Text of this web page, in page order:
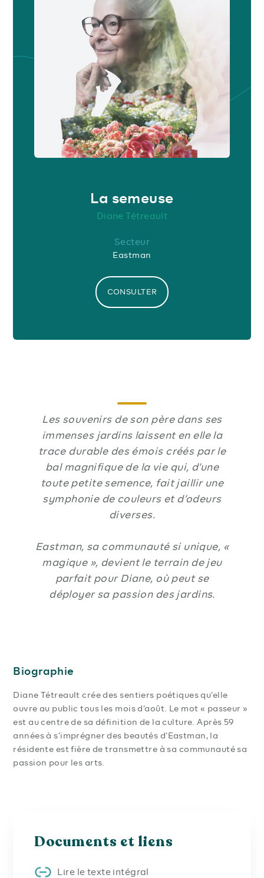
La semeuse
Diane Tétreault
Secteur
Eastman
CONSULTER
Les souvenirs de son père dans ses
immenses jardins laissent en elle la
trace durable des émois créés par le
bal magnifique de la vie qui, d’une
toute petite semence, fait jaillir une
symphonie de couleurs et d’odeurs
diverses.
Eastman, sa communauté si unique, «
magique », devient le terrain de jeu
parfait pour Diane, où peut se
déployer sa passion des jardins.
Biographie
Diane Tétreault crée des sentiers poétiques qu’elle
ouvre au public tous les mois d’août. Le mot « passeur »
est au centre de sa définition de la culture. Après 59
années à s’imprégner des beautés d’Eastman, la
résidente est fière de transmettre à sa communauté sa
passion pour les arts.
Documents et liens
Lire le texte intégral